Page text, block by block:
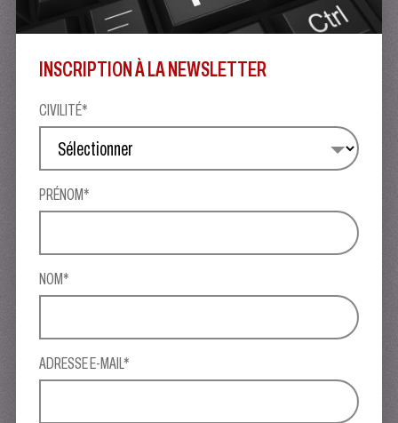
INSCRIPTION À LA NEWSLETTER
CIVILITÉ*
PRÉNOM*
NOM*
ADRESSE E-MAIL*